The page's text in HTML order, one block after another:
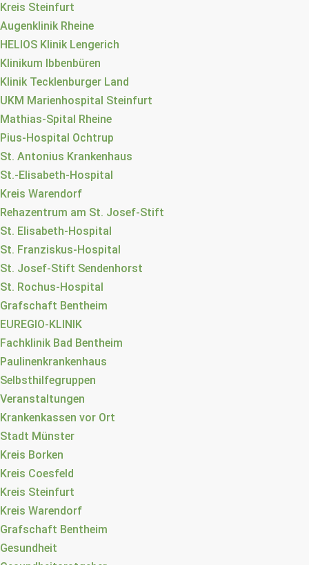
Kreis Steinfurt
Augenklinik Rheine
HELIOS Klinik Lengerich
Klinikum Ibbenbüren
Klinik Tecklenburger Land
UKM Marienhospital Steinfurt
Mathias-Spital Rheine
Pius-Hospital Ochtrup
St. Antonius Krankenhaus
St.-Elisabeth-Hospital
Kreis Warendorf
Rehazentrum am St. Josef-Stift
St. Elisabeth-Hospital
St. Franziskus-Hospital
St. Josef-Stift Sendenhorst
St. Rochus-Hospital
Grafschaft Bentheim
EUREGIO-KLINIK
Fachklinik Bad Bentheim
Paulinenkrankenhaus
Selbsthilfegruppen
Veranstaltungen
Krankenkassen vor Ort
Stadt Münster
Kreis Borken
Kreis Coesfeld
Kreis Steinfurt
Kreis Warendorf
Grafschaft Bentheim
Gesundheit